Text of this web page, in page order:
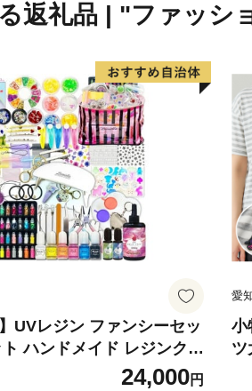
返礼品 | "ファッシ
UVレジン ファンシーセッ
ト ハンドメイド レジンクラ
リーキット 手作り セット
24,000円
愛
小
ツ